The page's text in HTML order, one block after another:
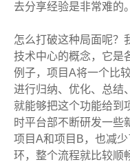
去分享经验是非常难的。
怎么打破这种局面呢？
技术中心的概念，它是
例子，项目A将一个比
进行归纳、优化、总结
就能够把这个功能给到
时平台部不断研发一些
项目A和项目B，也减
环，整个流程就比较顺